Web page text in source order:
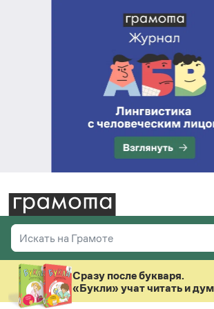
Искать на Грамоте
Справочная служба
Везде